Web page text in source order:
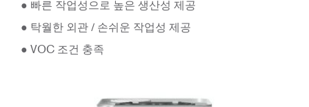
● 빠른 작업성으로 높은 생산성 제공
● 탁월한 외관 / 손쉬운 작업성 제공
● VOC 조건 충족